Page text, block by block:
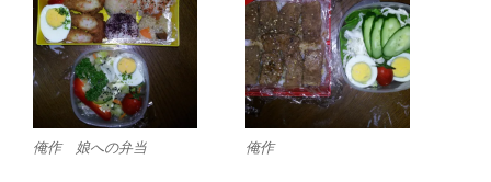
俺作 娘への弁当 俺作